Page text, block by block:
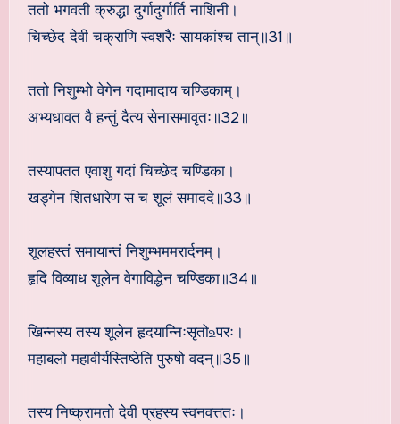
ततो भगवती क्रुद्धा दुर्गादुर्गार्ति नाशिनी।
चिच्छेद देवी चक्राणि स्वशरैः सायकांश्च तान्॥31॥
ततो निशुम्भो वेगेन गदामादाय चण्डिकाम्।
अभ्यधावत वै हन्तुं दैत्य सेनासमावृतः॥32॥
तस्यापतत एवाशु गदां चिच्छेद चण्डिका।
खड्गेन शितधारेण स च शूलं समाददे॥33॥
शूलहस्तं समायान्तं निशुम्भममरार्दनम्।
हृदि विव्याध शूलेन वेगाविद्धेन चण्डिका॥34॥
खिन्नस्य तस्य शूलेन हृदयान्निःसृतो‌உपरः।
महाबलो महावीर्यस्तिष्ठेति पुरुषो वदन्॥35॥
तस्य निष्क्रामतो देवी प्रहस्य स्वनवत्ततः।